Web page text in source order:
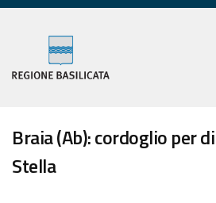
Braia (Ab): cordoglio per
Stella